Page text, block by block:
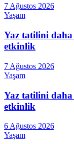
7 Ağustos 2026
Yaşam
Yaz tatilini
etkinlik
7 Ağustos 2026
Yaşam
Yaz tatilini
etkinlik
6 Ağustos 2026
Yaşam